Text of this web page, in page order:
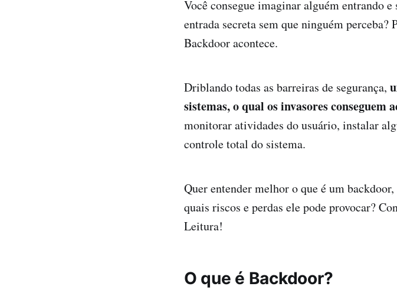
Você consegue imaginar alguém entrando
entrada secreta sem que ninguém perceba?
Backdoor acontece.
Driblando todas as barreiras de segurança,
sistemas, o qual os invasores conseguem
monitorar atividades do usuário, instalar
controle total do sistema.
Quer entender melhor o que é um
quais riscos e perdas ele pode provocar?
Leitura!
O que é Backdoor?